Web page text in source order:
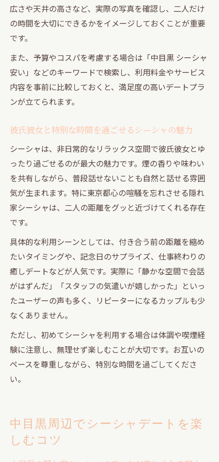
広さや天井の高さなど、実際の写真を確認し、二人だけ
の時間を大切にできるかをイメージしておくことが重要
です。
また、予算やコスパを考慮する場合は「中目黒 シーシャ
安い」などのキーワードで検索し、利用料金やサービス
内容を事前に比較しておくと、満足度の高いデートプラ
ンが立てられます。
彼氏彼女と特別な時間を過ごせるシーシャの魅力
シーシャは、非日常的なリラックス空間で彼氏彼女とゆ
ったり過ごせるのが最大の魅力です。煙の香りや味わい
を共有しながら、普段話せないことも自然と話せる雰囲
気が生まれます。特に東京都心の喧騒を忘れさせる隠れ
家シーシャは、二人の距離をグッと近づけてくれる存在
です。
具体的な利用シーンとしては、付き合う前の距離を縮め
たいタイミングや、記念日のサプライズ、仕事終わりの
癒しデートなどが人気です。実際に「静かな空間で会話
がはずんだ」「スタッフの気遣いが嬉しかった」といっ
たユーザーの声も多く、リピーターになるカップルも少
なくありません。
ただし、初めてシーシャを利用する場合は体調や喫煙経
験に注意し、無理せず楽しむことが大切です。お互いの
ペースを尊重しながら、特別な時間を過ごしてくださ
い。
中目黒周辺でシーシャデートを楽
しむコツ